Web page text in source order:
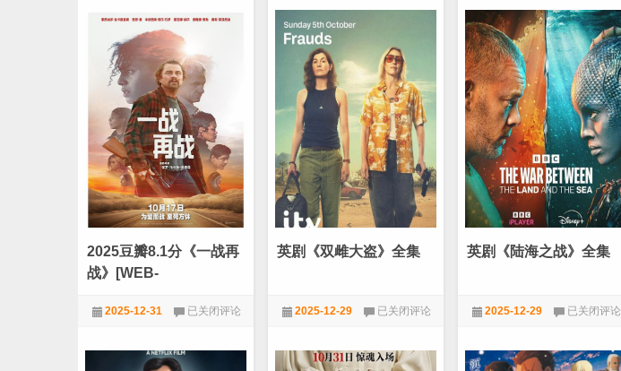
女
头
之
残
酷
疯
淫
所》
[BD-
MKV/17.64GB]
[简
繁
英
幕]
版
分
6：
永
远
的
拳
王》
[BD-
MKV/20.38GB]
[简
2160P]
幻
《X
战
警：
黑
凤
凰》
[BD-
MKV/6G]
[英
语
中
字]
[1080p]
[经
刺
2025豆瓣8.1分《一战再
战》[WEB-
音轨/简繁英双语特效字
2025-12-31
豆
8.1
分
已关闭评论
英剧《双雌大盗》全集
2025-12-29
剧
雌
大
已关闭评论
英剧《陆海之战》全集
2025-12-29
剧
海
之
已关闭评论